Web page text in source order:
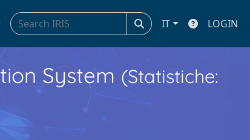
IT LOGIN
System (Statistiche: